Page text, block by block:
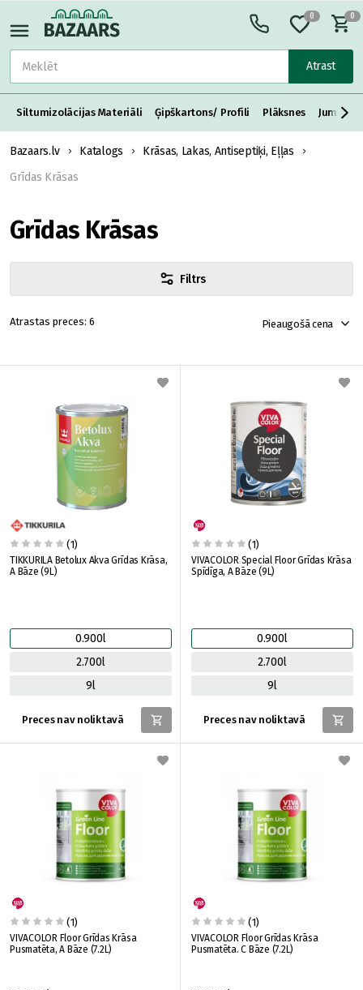
Atrast
0 0
Siltumizolācijas Materiāli Ģipškartons/ Profili Plāksnes Jumta
Bazaars.lv Katalogs
Krāsas, Lakas, Antiseptiķi, Eļļas
Grīdas Krāsas
Grīdas Krāsas
Filtrs
6 Pieaugošā cena
(1)
TIKKURILA Betolux Akva Grīdas Krāsa,
A Bāze (9L)
0.900l
2.700l
9l
Preces nav noliktavā
(1)
VIVACOLOR Special Floor Grīdas Krāsa
Spīdīga, A Bāze (9L)
0.900l
2.700l
9l
Preces nav noliktavā
(1)
VIVACOLOR Floor Grīdas Krāsa
Pusmatēta, A Bāze (7.2L)
(1)
VIVACOLOR Floor Grīdas Krāsa
Pusmatēta. C Bāze (7.2L)